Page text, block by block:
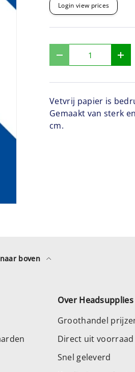
Login view prices
- +
Vetvrij papier is
Gemaakt van sterk
cm.
boven
Over Headsupplies
Groothandel
Direct uit voorraad
Snel geleverd